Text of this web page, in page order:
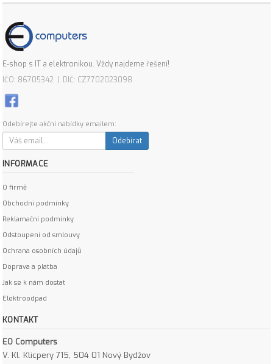
E-shop s IT a elektronikou. Vždy najdeme řešení!
IČO: 86705342 | DIČ: CZ7702023098
Odebírejte akční nabídky emailem:
Odebírat
INFORMACE
O firmě
Obchodní podmínky
Reklamační podmínky
Odstoupení od smlouvy
Ochrana osobních údajů
Doprava a platba
Jak se k nám dostat
Elektroodpad
KONTAKT
EO Computers
V. Kl. Klicpery 715, 504 01 Nový Bydžov